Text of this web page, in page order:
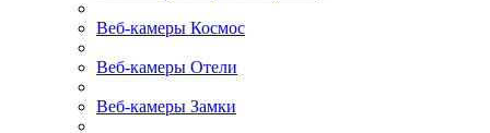
Веб-камеры Космос
Веб-камеры Отели
Веб-камеры Замки